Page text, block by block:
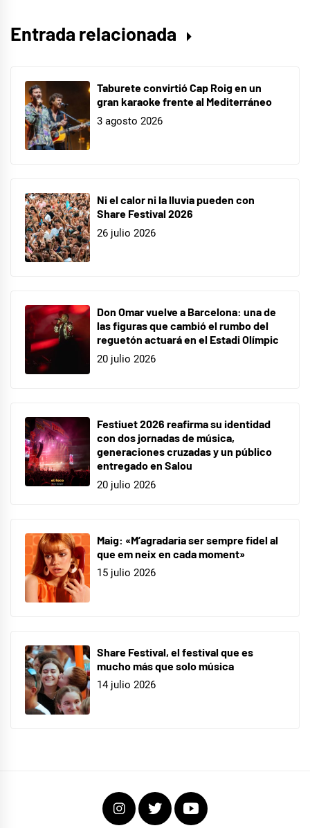
Entrada relacionada
Taburete convirtió Cap Roig en un
gran karaoke frente al Mediterráneo
3 agosto 2026
Ni el calor ni la lluvia pueden con
Share Festival 2026
26 julio 2026
Don Omar vuelve a Barcelona: una de
las figuras que cambió el rumbo del
reguetón actuará en el Estadi Olímpic
20 julio 2026
Festiuet 2026 reafirma su identidad
con dos jornadas de música,
generaciones cruzadas y un público
entregado en Salou
20 julio 2026
Maig: «M’agradaria ser sempre fidel al
que em neix en cada moment»
15 julio 2026
Share Festival, el festival que es
mucho más que solo música
14 julio 2026
InstagramTwitterYoutube